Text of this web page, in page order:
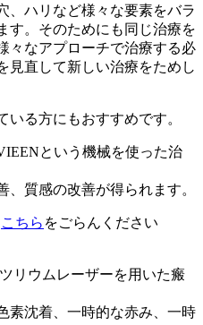
、ハリなど様々な要素をバラ
す。そのためにも同じ治療を
々なアプローチで治療する必
見直して新しい治療をためし
る方にもおすすめです。
という機械を使った治
質感の改善が得られます。
こちら をごらんください
リウムレーザーを用いた瘢
素沈着、一時的な赤み、一時